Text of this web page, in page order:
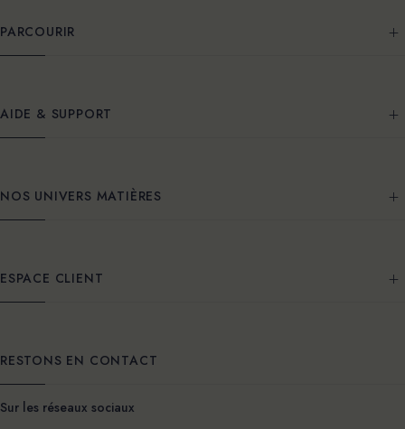
PARCOURIR
AIDE & SUPPORT
NOS UNIVERS MATIÈRES
ESPACE CLIENT
RESTONS EN CONTACT
Sur les réseaux sociaux